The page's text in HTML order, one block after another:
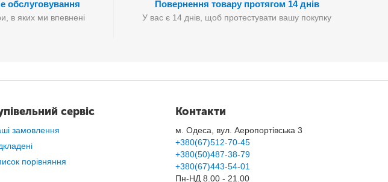
обслуговування
в яких ми впевнені
Повернення товару протягом 14 днів
У вас є 14 днів, щоб протестувати вашу покупку
сервіс
замовлення
порівняння
Контакти
м. Одеса, вул. Аеропортівська 3
+380(67)512-70-45
+380(50)487-38-79
+380(67)443-54-01
Пн-НД 8.00 - 21.00